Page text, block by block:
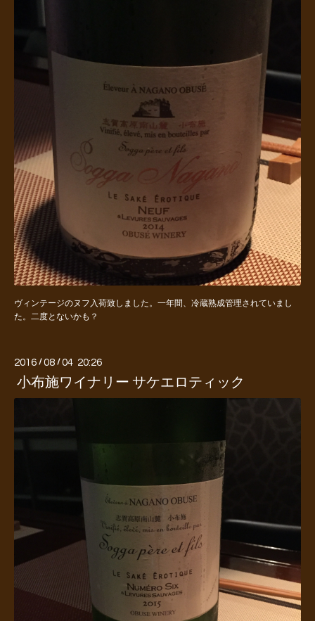
ヴィンテージのヌフ入荷致しました。一年間、冷蔵熟成管理されていまし
た。二度とないかも？
2016 /08 /04 20:26
小布施ワイナリー サケエロティック